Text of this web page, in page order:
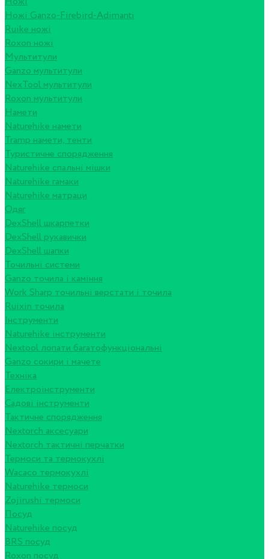
Ножі Ganzo-Firebird-Adimanti
Ruike ножі
Roxon ножi
Мультитули
Ganzo мультитули
NexTool мультитули
Roxon мультитули
Намети
Naturehike намети
Tramp намети, тенти
Туристичне спорядження
Naturehike спальні мішки
Naturehike гамаки
Naturehike матраци
Одяг
DexShell шкарпетки
DexShell рукавички
DexShell шапки
Точильні системи
Ganzo точила і каміння
Work Sharp точильні верстати і точила
Ruixin точила
Інструменти
Naturehike інструменти
Nextool лопати багатофункціональні
Ganzo сокири і мачете
Техніка
Електроінструменти
Садові інструменти
Тактичне спорядження
Nextorch аксесуари
Nextorch тактичні перчатки
Термоси та термокухлі
Wacaco термокухлі
Naturehike термоси
Zojirushi термоси
Посуд
Naturehike посуд
BRS посуд
Roxon посуд